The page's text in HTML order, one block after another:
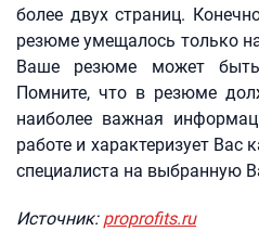
более двух страниц.
резюме умещалось только
Ваше резюме может
Помните, что в резюме
наиболее важная
работе и характеризует Вас
специалиста на выбранную
Источник: proprofits.ru